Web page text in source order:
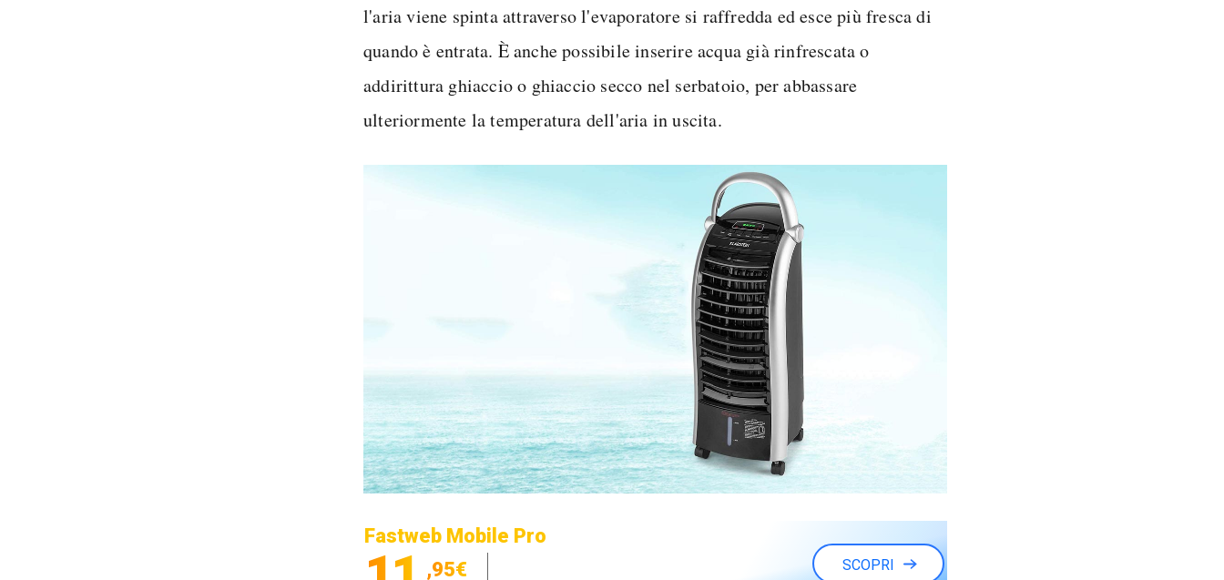
l'aria viene spinta attraverso l'evaporatore si raffredda ed esce più fresca di
quando è entrata. È anche possibile inserire acqua già rinfrescata o
addirittura ghiaccio o ghiaccio secco nel serbatoio, per abbassare
ulteriormente la temperatura dell'aria in uscita.
Fastweb Mobile Pro
,95€ SCOPRI